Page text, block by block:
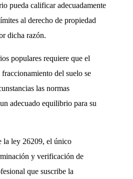
pueda calificar adecuadamente
al derecho de propiedad
dicha razón.
populares requiere que el
del suelo se
las normas
adecuado equilibrio para su
la ley 26209, el único
y verificación de
que suscribe la